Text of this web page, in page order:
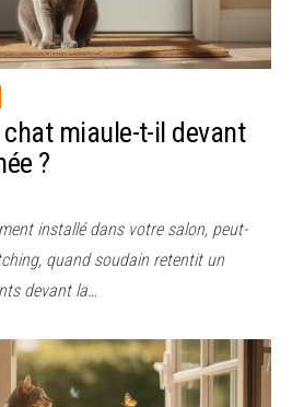
miaule-t-il devant
?
installé dans votre salon, peut-
quand soudain retentit un
devant la…